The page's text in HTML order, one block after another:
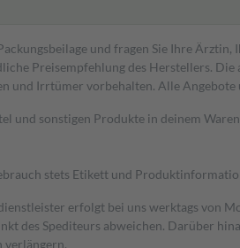
und fragen Sie Ihre
Preisempfehlung des Herstellers. Die
und Irrtümer vorbehalten. Alle
und sonstigen Produkte in deinem
stets Etikett und
erfolgt bei uns werktags von
des Spediteurs abweichen. Darüber
verlängern.